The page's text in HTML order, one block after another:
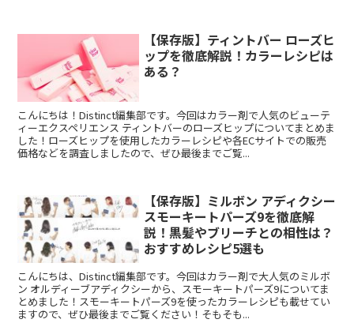
【保存版】ティントバー ローズヒ
ップを徹底解説！カラーレシピは
ある？
こんにちは！Distinct編集部です。今回はカラー剤で人気のビューテ
ィーエクスペリエンス ティントバーのローズヒップについてまとめま
した！ローズヒップを使用したカラーレシピや各ECサイトでの販売
価格などを調査しましたので、ぜひ最後までご覧...
【保存版】ミルボン アディクシー
スモーキートパーズ9を徹底解
説！黒髪やブリーチとの相性は？
おすすめレシピ5選も
こんにちは、Distinct編集部です。今回はカラー剤で大人気のミルボ
ン オルディーブアディクシーから、スモーキートパーズ9についてま
とめました！スモーキートパーズ9を使ったカラーレシピも載せてい
ますので、ぜひ最後までご覧ください！そもそも...